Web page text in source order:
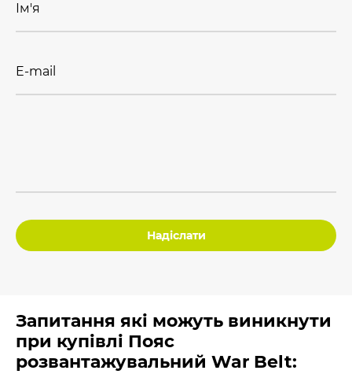
Ім'я
E-mail
Надіслати
Запитання які можуть виникнути
при купівлі Пояс
розвантажувальний War Belt: